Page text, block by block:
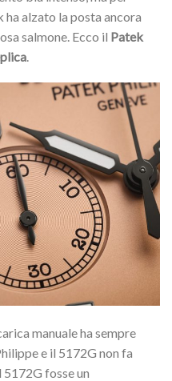
alzato la posta ancora
salmone. Ecco il Patek
manuale ha sempre
e il 5172G non fa
5172G fosse un